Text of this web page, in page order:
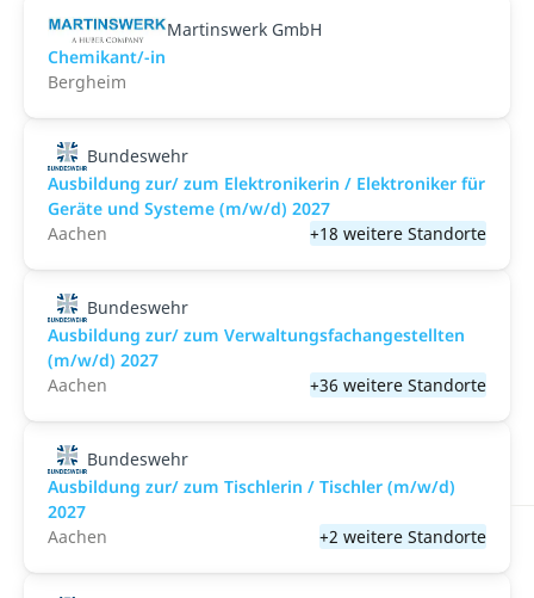
Martinswerk GmbH
Chemikant/-in
Bergheim
Bundeswehr
Ausbildung zur/ zum Elektronikerin / Elektroniker für
Geräte und Systeme (m/w/d) 2027
Aachen
+18 weitere Standorte
Bundeswehr
Ausbildung zur/ zum Verwaltungsfachangestellten
(m/w/d) 2027
Aachen
+36 weitere Standorte
Bundeswehr
Ausbildung zur/ zum Tischlerin / Tischler (m/w/d)
2027
Aachen
+2 weitere Standorte